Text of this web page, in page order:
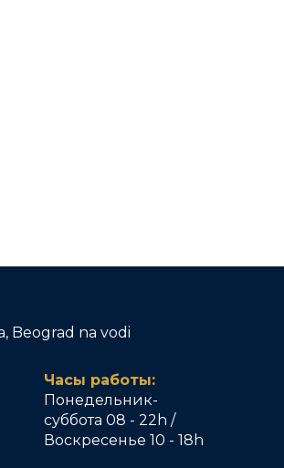
Beograd na vodi
Часы работы:
Понедельник-
суббота 08 - 22h /
Воскресенье 10 - 18h